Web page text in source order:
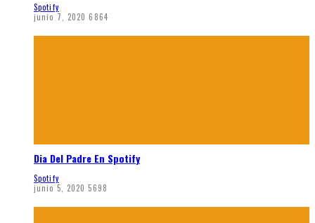
Spotify
junio 7, 2020 6864
Dia Del Padre En Spotify
Spotify
junio 5, 2020 5698